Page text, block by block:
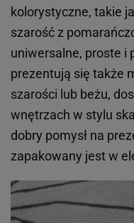
kolorystyczne, takie
szarość z
uniwersalne, proste i
prezentują się także
szarości lub beżu,
wnętrzach w stylu
dobry pomysł na
zapakowany jest w